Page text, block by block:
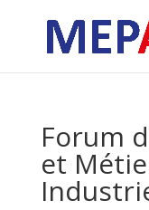
Forum
et